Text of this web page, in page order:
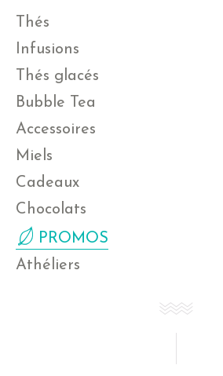
Thés
Infusions
Thés glacés
Bubble Tea
Accessoires
Miels
Cadeaux
Chocolats
PROMOS
Athéliers